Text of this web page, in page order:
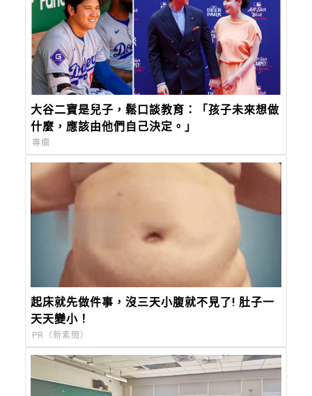
大谷二寶是兒子，鬆口談教育：「孩子未來想做
什麼，應該由他們自己決定。」
專欄
起床就先做件事，沒三天小腹就不見了! 肚子一
天天變小！
PR（新素簡）